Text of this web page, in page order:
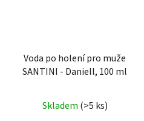
Voda po holení pro muže
SANTINI - Daniell, 100 ml
hodnocení
Skladem (>5 ks)